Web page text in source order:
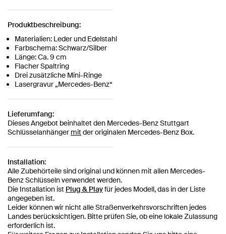
Produktbeschreibung:
Materialien: Leder und Edelstahl
Farbschema: Schwarz/Silber
Länge: Ca. 9 cm
Flacher Spaltring
Drei zusätzliche Mini-Ringe
Lasergravur „Mercedes-Benz“
Lieferumfang:
Dieses Angebot beinhaltet den Mercedes-Benz Stuttgart
Schlüsselanhänger mit der originalen Mercedes-Benz Box.
Installation:
Alle Zubehörteile sind original und können mit allen Mercedes-
Benz Schlüsseln verwendet werden.
Die Installation ist Plug & Playfür jedes Modell, das in der Liste
angegeben ist.
Leider können wir nicht alle Straßenverkehrsvorschriften jedes
Landes berücksichtigen. Bitte prüfen Sie, ob eine lokale Zulassung
erforderlich ist.